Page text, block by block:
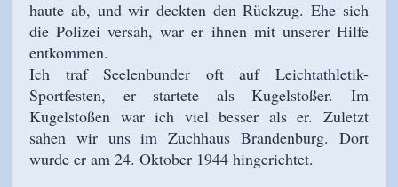
haute ab, und wir deckten den Rückzug. Ehe sich
die Polizei versah, war er ihnen mit unserer Hilfe
entkommen.
Ich traf Seelenbunder oft auf Leichtathletik-
Sportfesten, er startete als Kugelstoßer. Im
Kugelstoßen war ich viel besser als er. Zuletzt
sahen wir uns im Zuchhaus Brandenburg. Dort
wurde er am 24. Oktober 1944 hingerichtet.